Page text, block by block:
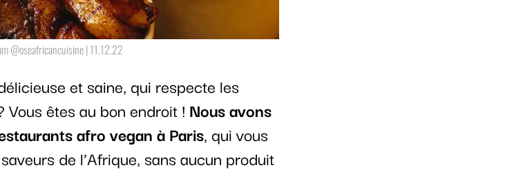
@oseafricancuisine | 11.12.22
et saine, qui respecte les
Vous êtes au bon endroit ! Nous avons
afro vegan à Paris, qui vous
de l’Afrique, sans aucun produit